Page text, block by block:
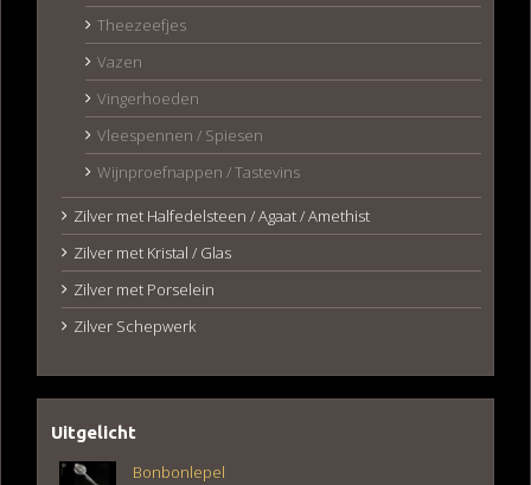
Theezeefjes
Vazen
Vingerhoeden
Vleespennen / Spiesen
Wijnproefnappen / Tastevins
Zilver met Halfedelsteen / Agaat / Amethist
Zilver met Kristal / Glas
Zilver met Porselein
Zilver Schepwerk
Uitgelicht
Bonbonlepel